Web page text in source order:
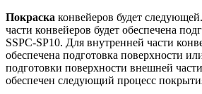
Покраска конвейеров будет
части конвейеров будет обеспечена
SSPC-SP10. Для внутренней части
обеспечена подготовка поверхности
подготовки поверхности внешней
обеспечен следующий процесс